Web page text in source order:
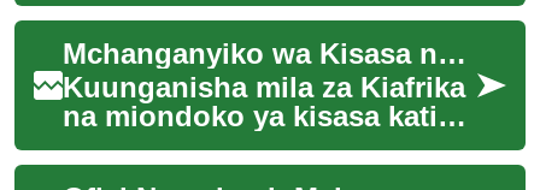
ukipendwa kwa sababu
unaunganisha ustaarabu wa
n...
Mchanganyiko wa Kisasa na Mila za Kiafrika Nyumbani
Kuunganisha mila za Kiafrika
na miondoko ya kisasa katika
mapambo ya jikoni na
chumba cha kula ni fursa ya